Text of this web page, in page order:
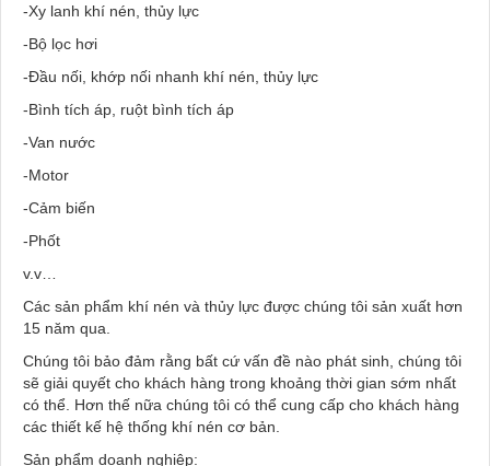
-Xy lanh khí nén, thủy lực
-Bộ lọc hơi
-Đầu nối, khớp nối nhanh khí nén, thủy lực
-Bình tích áp, ruột bình tích áp
-Van nước
-Motor
-Cảm biến
-Phốt
v.v…
Các sản phẩm khí nén và thủy lực được chúng tôi sản xuất hơn
15 năm qua.
Chúng tôi bảo đảm rằng bất cứ vấn đề nào phát sinh, chúng tôi
sẽ giải quyết cho khách hàng trong khoảng thời gian sớm nhất
có thể. Hơn thế nữa chúng tôi có thể cung cấp cho khách hàng
các thiết kế hệ thống khí nén cơ bản.
Sản phẩm doanh nghiệp: